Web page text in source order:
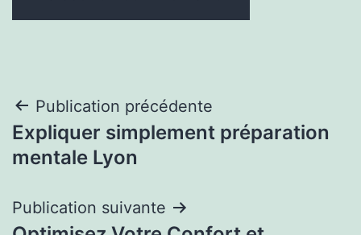
Navigation
de
Publication précédente
Expliquer simplement préparation
mentale Lyon
Publication suivante